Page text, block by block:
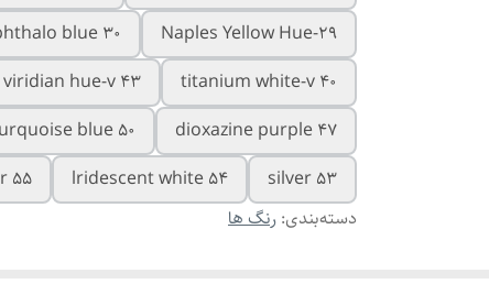
Naples Yellow Hue-29
blue 30
titanium white-v 40
viridian hue-v 43
dioxazine purple 47
blue 50
silver 53
lridescent white 54
55
دسته‌بندی: رنگ ها